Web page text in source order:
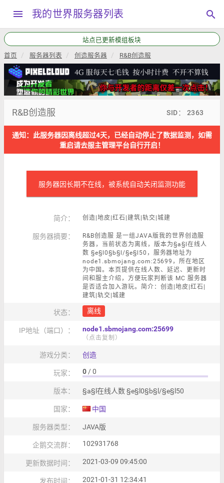
menu 我的世界服务器列表 search
站点已更新模组板块
首页 服务器列表 创造服务器 R&B创造服
R&B创造服 SID： 2363
通知：此服务器因离线超过4天，已经自动停止了数据监测，如需
重启请去服主管理平台自行开启！
服务器因长期不在线，被系统自动关闭监测功能
简介： 创造|地皮|红石|建筑|轨交|城建
服务器摘要：
R&B创造服 是一组JAVA版我的世界创造服
务器，当前状态为离线，版本为§a§l在线人
数 §e§l0§b§l/§e§l50，服务器地址为
node1.sbmojang.com:25699，所在地区
为中国。本页提供在线人数、延迟、更新时
间和服主介绍，方便玩家判断该 MC 服务器
是否适合加入游玩。简介：创造|地皮|红石|
建筑|轨交|城建
状态： 离线
IP地址（端口）： node1.sbmojang.com:25699
（点击复制）
游戏分类： 创造
玩家： 0 / 0
版本： §a§l在线人数 §e§l0§b§l/§e§l50
国家： 中国
服务器类型： JAVA版
企鹅交流群： 102931768
更新数据时间： 2021-03-09 09:45:00
发布时间： 2021-01-31 12:34:41